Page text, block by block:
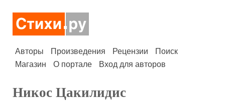
Авторы Произведения Рецензии
Поиск
Магазин
О портале Вход для авторов
Никос Цакилидис